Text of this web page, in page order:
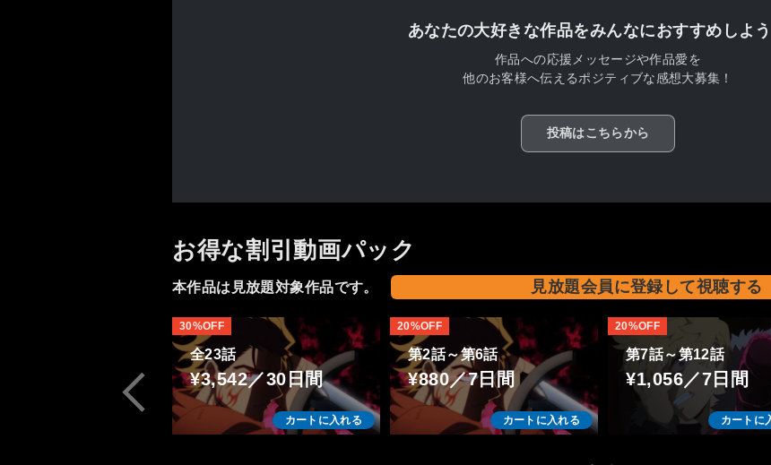
あなたの大好きな作品をみんなにおすすめしよう
作品への応援メッセージや作品愛を
他のお客様へ伝えるポジティブな感想大募集！
投稿はこちらから
お得な割引動画パック
本作品は見放題対象作品です。 見放題会員に登録して視聴する
全23話
¥3,542／30日間
カートに入れる
30%OFF
第2話～第6話
¥880／7日間
カートに入れる
20%OFF
第7話～第12話
¥1,056／7日間
カートに
20%OFF